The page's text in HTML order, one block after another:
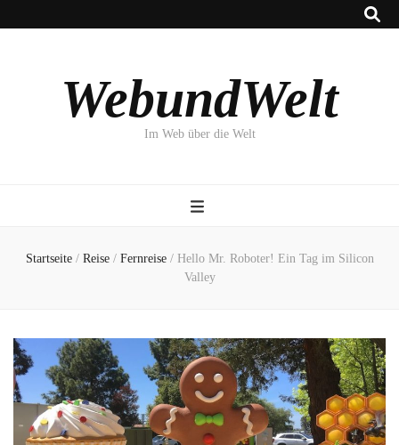
WebundWelt
Im Web über die Welt
Startseite / Reise / Fernreise / Hello Mr. Roboter! Ein Tag im Silicon
Valley